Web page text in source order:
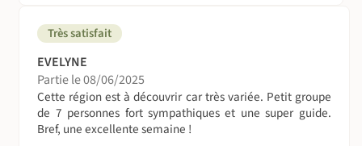
Très satisfait
EVELYNE
Partie le 08/06/2025
Cette région est à découvrir car très variée. Petit groupe
de 7 personnes fort sympathiques et une super guide.
Bref, une excellente semaine !